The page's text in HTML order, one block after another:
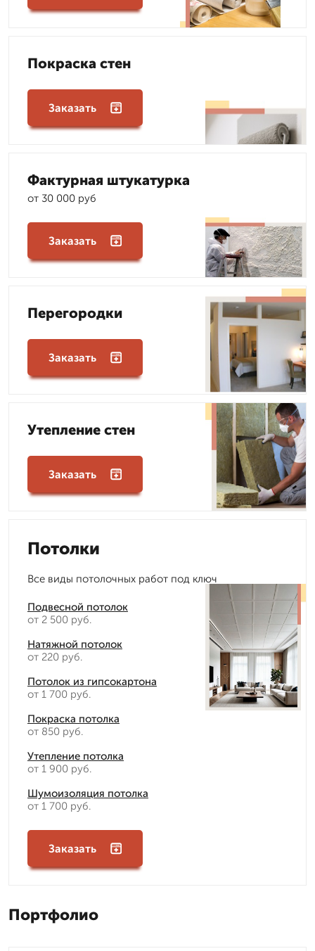
Покраска стен
Заказать
Фактурная штукатурка
от 30 000 руб
Заказать
Перегородки
Заказать
Утепление стен
Заказать
Потолки
Все виды потолочных работ под ключ
Подвесной потолок
от 2 500 руб.
Натяжной потолок
от 220 руб.
Потолок из гипсокартона
от 1 700 руб.
Покраска потолка
от 850 руб.
Утепление потолка
от 1 900 руб.
Шумоизоляция потолка
от 1 700 руб.
Заказать
Портфолио